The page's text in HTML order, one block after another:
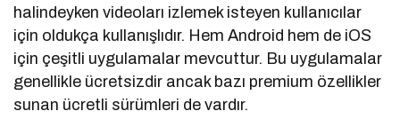
halindeyken videoları izlemek isteyen kullanıcılar
için oldukça kullanışlıdır. Hem Android hem de iOS
için çeşitli uygulamalar mevcuttur. Bu uygulamalar
genellikle ücretsizdir ancak bazı premium özellikler
sunan ücretli sürümleri de vardır.